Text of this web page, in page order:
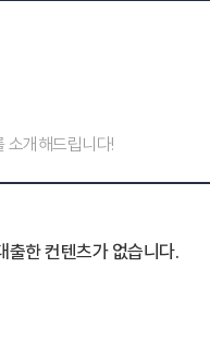
소개해드립니다!
출한 컨텐츠가 없습니다.